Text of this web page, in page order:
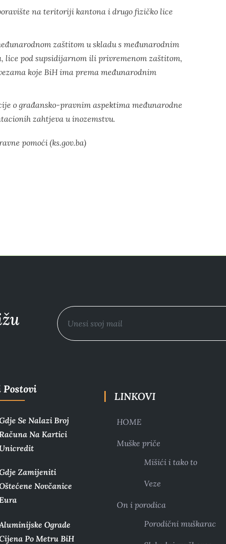
na teritoriji kantona i drugo fizičko lice
zaštitom u skladu s međunarodnim
pod supsidijarnom ili privremenom zaštitom,
koje BiH ima prema međunarodnim
o građansko-pravnim aspektima međunarodne
zahtjeva u inozemstvu.
pomoći (ks.gov.ba)
Se Nalazi Broj
Računa Na Kartici
Zamijeniti
Novčanice
Eura​
Ograde
Po Metru BiH
LINKOVI
HOME
Muške priče
Mišići i tako to
Veze
On i porodica
Porodični muškarac